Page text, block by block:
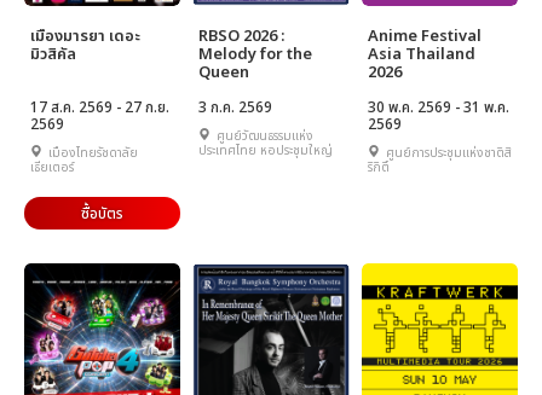
เมืองมารยา เดอะ
มิวสิคัล
17 ส.ค. 2569 - 27 ก.ย.
2569
เมืองไทยรัชดาลัย
เธียเตอร์
ซื้อบัตร
RBSO 2026 :
Melody for the
Queen
3 ก.ค. 2569
ศูนย์วัฒนธรรมแห่ง
ประเทศไทย หอประชุมใหญ่
Anime Festival
Asia Thailand
2026
30 พ.ค. 2569 - 31 พ.ค.
2569
ศูนย์การประชุมแห่งชาติสิ
ริกิติ์